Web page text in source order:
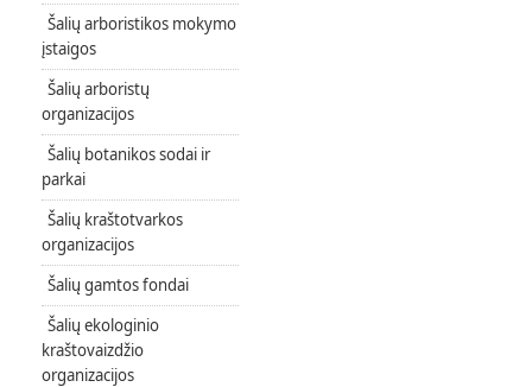
Šalių arboristikos mokymo
įstaigos
Šalių arboristų
organizacijos
Šalių botanikos sodai ir
parkai
Šalių kraštotvarkos
organizacijos
Šalių gamtos fondai
Šalių ekologinio
kraštovaizdžio
organizacijos